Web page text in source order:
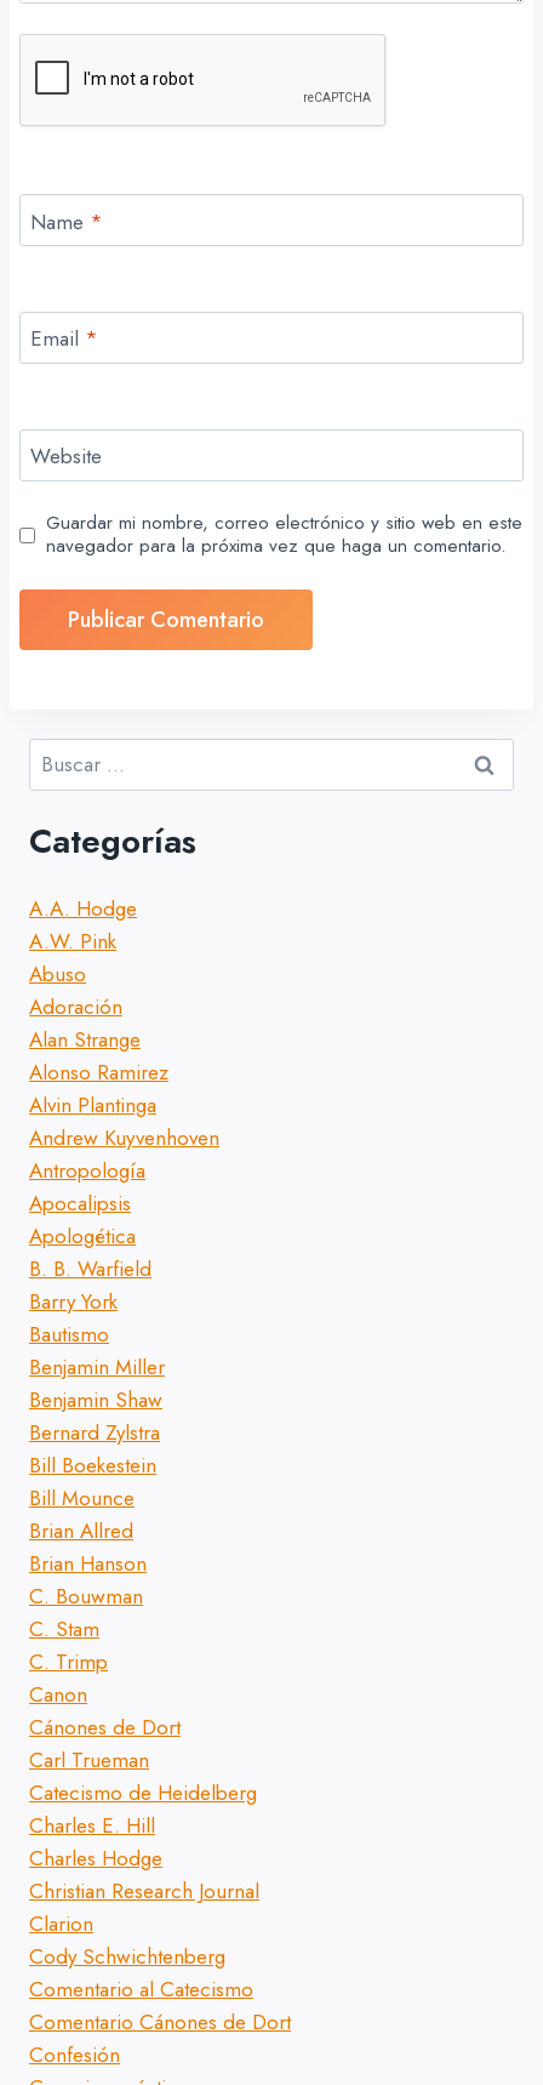
Name *
Email *
Website
Guardar mi nombre, correo electrónico y sitio web en este
navegador para la próxima vez que haga un comentario.
Buscar:
Categorías
A.A. Hodge
A.W. Pink
Abuso
Adoración
Alan Strange
Alonso Ramirez
Alvin Plantinga
Andrew Kuyvenhoven
Antropología
Apocalipsis
Apologética
B. B. Warfield
Barry York
Bautismo
Benjamin Miller
Benjamin Shaw
Bernard Zylstra
Bill Boekestein
Bill Mounce
Brian Allred
Brian Hanson
C. Bouwman
C. Stam
C. Trimp
Canon
Cánones de Dort
Carl Trueman
Catecismo de Heidelberg
Charles E. Hill
Charles Hodge
Christian Research Journal
Clarion
Cody Schwichtenberg
Comentario al Catecismo
Comentario Cánones de Dort
Confesión